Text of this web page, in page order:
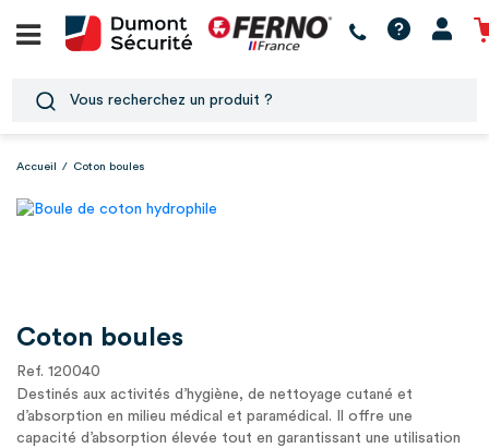
Accueil / Coton boules
Coton boules
Ref. 120040
Destinés aux activités d’hygiène, de nettoyage cutané et
d’absorption en milieu médical et paramédical. Il offre une
capacité d’absorption élevée tout en garantissant une utilisation